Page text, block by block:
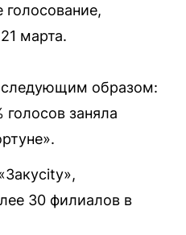
марта.
следующим образом:
голосов заняла
30 филиалов в